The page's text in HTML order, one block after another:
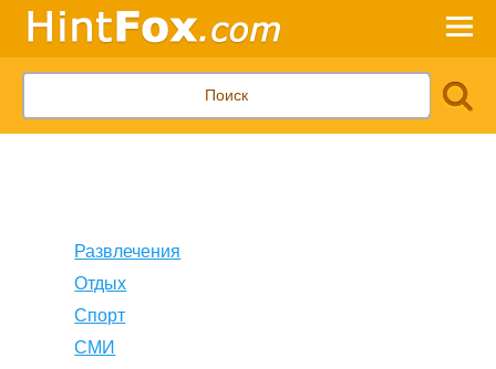
Развлечения
Отдых
Спорт
СМИ